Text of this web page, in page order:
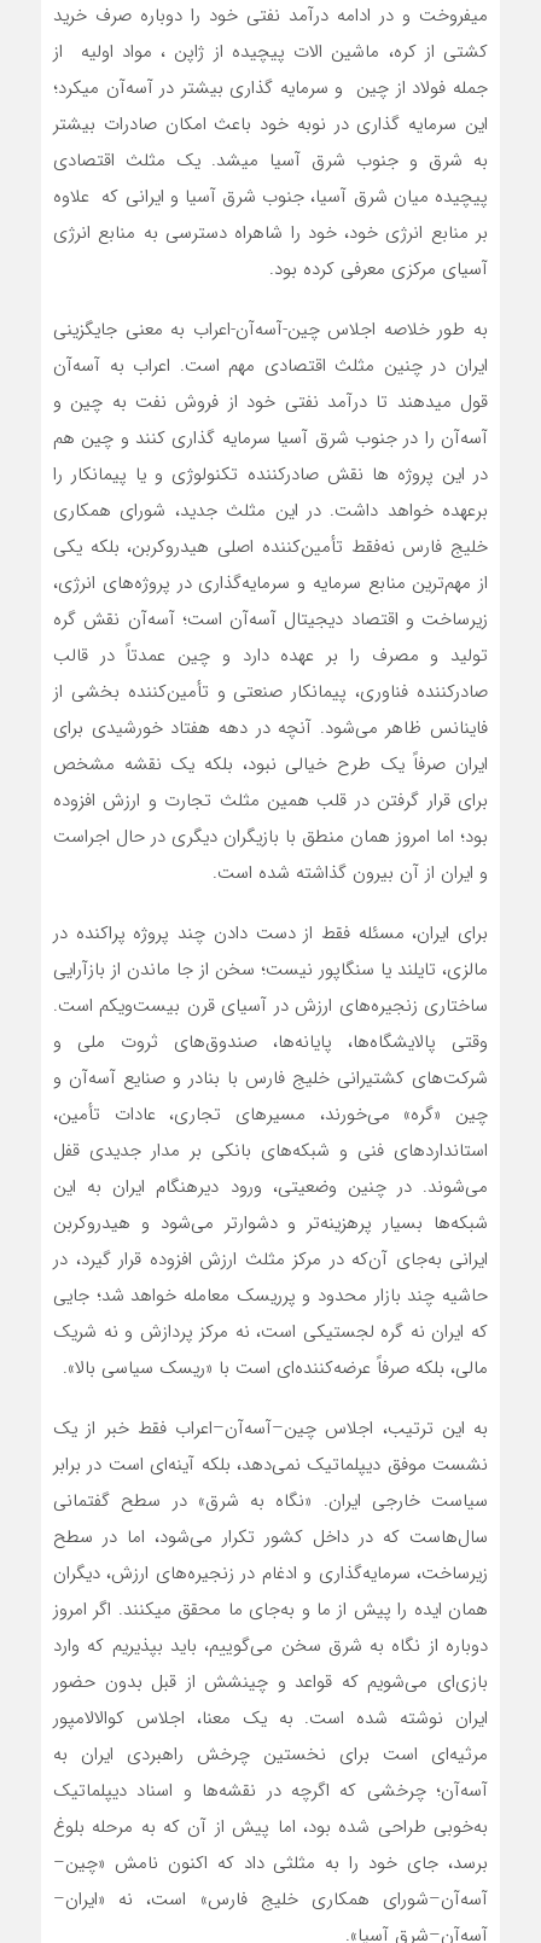
میفروخت و در ادامه درآمد نفتی خود را دوباره صرف خرید
کشتی از کره، ماشین الات پیچیده از ژاپن ، مواد اولیه از
جمله فولاد از چین و سرمایه گذاری بیشتر در آسه‌آن میکرد؛
این سرمایه گذاری در نوبه خود باعث امکان صادرات بیشتر
به شرق و جنوب شرق آسیا میشد. یک مثلث اقتصادی
پیچیده میان شرق آسیا، جنوب شرق آسیا و ایرانی که علاوه
بر منابع انرژی خود، خود را شاهراه دسترسی به منابع انرژی
آسیای مرکزی معرفی کرده بود.
به طور خلاصه اجلاس چین-آسه‌آن-اعراب به معنی جایگزینی
ایران در چنین مثلث اقتصادی مهم است. اعراب به آسه‌آن
قول میدهند تا درآمد نفتی خود از فروش نفت به چین و
آسه‌آن را در جنوب شرق آسیا سرمایه گذاری کنند و چین هم
در این پروژه ها نقش صادرکننده تکنولوژی و یا پیمانکار را
برعهده خواهد داشت. در این مثلث جدید، شورای همکاری
خلیج فارس نه‌فقط تأمین‌کننده اصلی هیدروکربن، بلکه یکی
از مهم‌ترین منابع سرمایه و سرمایه‌گذاری در پروژه‌های انرژی،
زیرساخت و اقتصاد دیجیتال آسه‌آن است؛ آسه‌آن نقش گره
تولید و مصرف را بر عهده دارد و چین عمدتاً در قالب
صادرکننده فناوری، پیمانکار صنعتی و تأمین‌کننده بخشی از
فاینانس ظاهر می‌شود. آنچه در دهه هفتاد خورشیدی برای
ایران صرفاً یک طرح خیالی نبود، بلکه یک نقشه مشخص
برای قرار گرفتن در قلب همین مثلث تجارت و ارزش افزوده
بود؛ اما امروز همان منطق با بازیگران دیگری در حال اجراست
و ایران از آن بیرون گذاشته شده است.
برای ایران، مسئله فقط از دست دادن چند پروژه پراکنده در
مالزی، تایلند یا سنگاپور نیست؛ سخن از جا ماندن از بازآرایی
ساختاری زنجیره‌های ارزش در آسیای قرن بیست‌ویکم است.
وقتی پالایشگاه‌ها، پایانه‌ها، صندوق‌های ثروت ملی و
شرکت‌های کشتیرانی خلیج فارس با بنادر و صنایع آسه‌آن و
چین «گره» می‌خورند، مسیرهای تجاری، عادات تأمین،
استانداردهای فنی و شبکه‌های بانکی بر مدار جدیدی قفل
می‌شوند. در چنین وضعیتی، ورود دیرهنگام ایران به این
شبکه‌ها بسیار پرهزینه‌تر و دشوارتر می‌شود و هیدروکربن
ایرانی به‌جای آن‌که در مرکز مثلث ارزش افزوده قرار گیرد، در
حاشیه چند بازار محدود و پرریسک معامله خواهد شد؛ جایی
که ایران نه گره لجستیکی است، نه مرکز پردازش و نه شریک
مالی، بلکه صرفاً عرضه‌کننده‌ای است با «ریسک سیاسی بالا».
به این ترتیب، اجلاس چین–آسه‌آن–اعراب فقط خبر از یک
نشست موفق دیپلماتیک نمی‌دهد، بلکه آینه‌ای است در برابر
سیاست خارجی ایران. «نگاه به شرق» در سطح گفتمانی
سال‌هاست که در داخل کشور تکرار می‌شود، اما در سطح
زیرساخت، سرمایه‌گذاری و ادغام در زنجیره‌های ارزش، دیگران
همان ایده را پیش از ما و به‌جای ما محقق میکنند. اگر امروز
دوباره از نگاه به شرق سخن می‌گوییم، باید بپذیریم که وارد
بازی‌ای می‌شویم که قواعد و چینشش از قبل بدون حضور
ایران نوشته شده است. به یک معنا، اجلاس کوالالامپور
مرثیه‌ای است برای نخستین چرخش راهبردی ایران به
آسه‌آن؛ چرخشی که اگرچه در نقشه‌ها و اسناد دیپلماتیک
به‌خوبی طراحی شده بود، اما پیش از آن ‌که به مرحله بلوغ
برسد، جای خود را به مثلثی داد که اکنون نامش «چین–
آسه‌آن–شورای همکاری خلیج فارس» است، نه «ایران–
آسه‌آن–شرق آسیا».